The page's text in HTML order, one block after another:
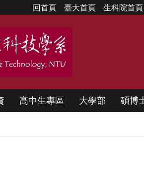
回首頁 臺大首頁 生科院首頁
高中生專區 大學部 碩博